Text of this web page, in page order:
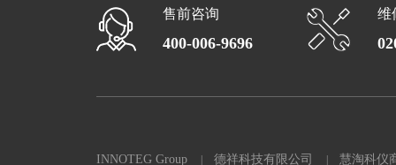
售前咨询
400-006-9696
维
INNOTEG Group | 德祥科技有限公司 | 慧淘科仪